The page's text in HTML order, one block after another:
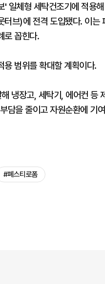
' 일체형 세탁건조기에 적용해
브)에 전격 도입됐다. 이는
로 꼽힌다.
용 범위를 확대할 계획이다.
냉장고, 세탁기, 에어컨 등
담을 줄이고 자원순환에 기여
#폐스티로폼